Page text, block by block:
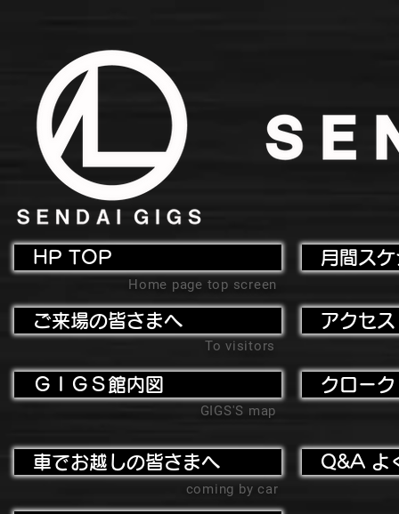
HP TOP
Home page top screen
ご来場の皆さまへ
To visitors
ＧＩＧＳ館内図
GIGS'S map
月間ス
アクセ
クローク
車でお越しの皆さまへ
coming by car
Q&A よ